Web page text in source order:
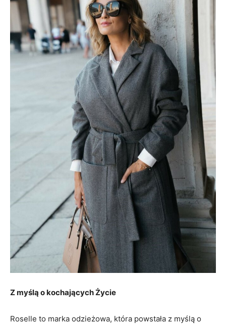
Z myślą o kochających Życie
Roselle to marka odzieżowa, która powstała z myślą o